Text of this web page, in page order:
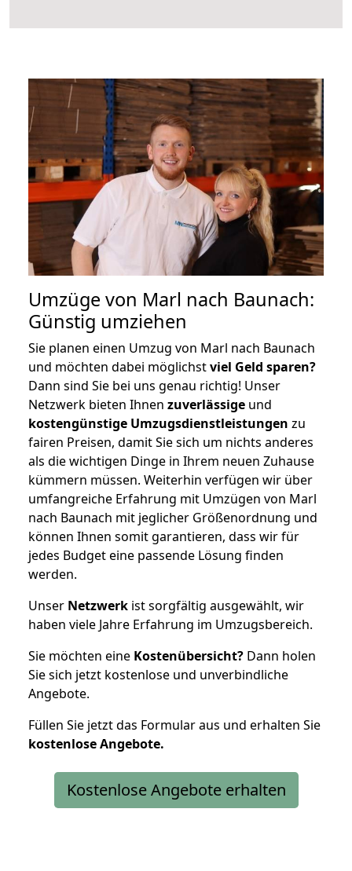
Umzüge von Marl nach Baunach:
Günstig umziehen
Sie planen einen Umzug von Marl nach Baunach
und möchten dabei möglichstviel Geld sparen?
Dann sind Sie bei uns genau richtig! Unser
Netzwerk bieten Ihnen zuverlässige und
kostengünstige Umzugsdienstleistungen zu
fairen Preisen, damit Sie sich um nichts anderes
als die wichtigen Dinge in Ihrem neuen Zuhause
kümmern müssen. Weiterhin verfügen wir über
umfangreiche Erfahrung mit Umzügen von Marl
nach Baunach mit jeglicher Größenordnung und
können Ihnen somit garantieren, dass wir für
jedes Budget eine passende Lösung finden
werden.
Unser Netzwerk ist sorgfältig ausgewählt, wir
haben viele Jahre Erfahrung im Umzugsbereich.
Sie möchten eine Kostenübersicht? Dann holen
Sie sich jetzt kostenlose und unverbindliche
Angebote.
Füllen Sie jetzt das Formular aus und erhalten Sie
kostenloseAngebote.
Kostenlose Angebote erhalten